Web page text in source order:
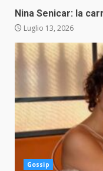
Nina Senicar: la
Luglio 13, 2026
Gossip